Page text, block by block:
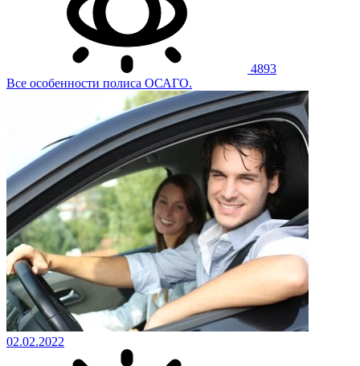
4893
Все особенности полиса ОСАГО.
02.02.2022